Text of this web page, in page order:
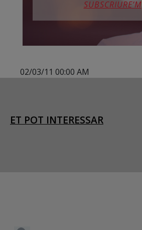
SUBSCRIURE’M
02/03/11 00:00 AM
ET POT INTERESSAR